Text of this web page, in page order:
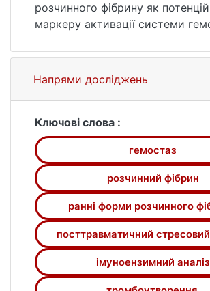
розчинного фібрину як
маркеру активації системи
розладом (ПТСР). Актуальність
дослідження зумовлена
ризику тромботичних
розробки чутливих методів їх
діагностики.
Метою роботи була кількісна
форм розчинного фібрину в
пацієнтів з ПТСР залежно від
тяжкості захворювання.
Для досягнення поставленої
використано хроматографічні,
та електрофоретичні методи,
спектрофотометрію,
аналіз, низку тестів для
Напрями досліджень
Ключові слова :
гемостаз
розчинний фібрин
ранні форми розчинного
посттравматичний
імуноензимний аналіз